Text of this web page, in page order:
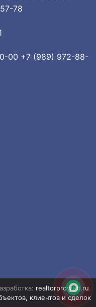
78
00 +7 (989) 972-88-
realtorproweb.ru.
клиентов и сделок